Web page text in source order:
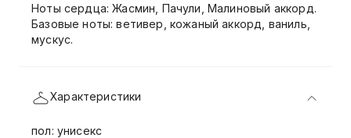
Ноты сердца: Жасмин, Пачули, Малиновый аккорд.
Базовые ноты: ветивер, кожаный аккорд, ваниль,
мускус.
Характеристики
пол: унисекс